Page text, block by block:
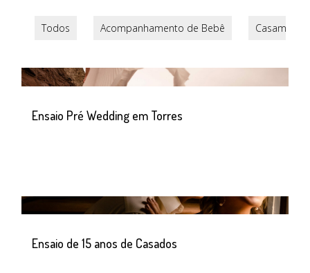
Todos Acompanhamento de Bebê Casamento
Ensaio Pré Wedding em Torres
Ensaio de 15 anos de Casados